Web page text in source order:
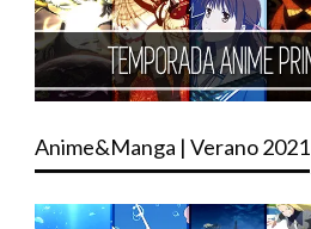
Anime&Manga | Verano 2021